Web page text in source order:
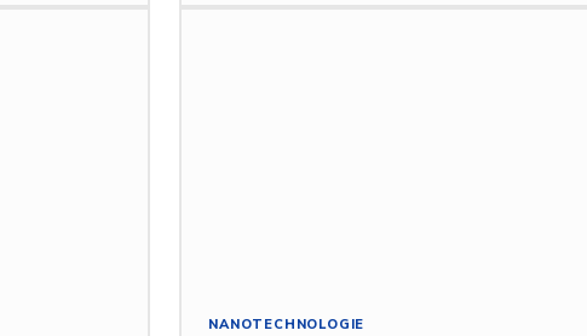
NANOTECHNOLOGIE